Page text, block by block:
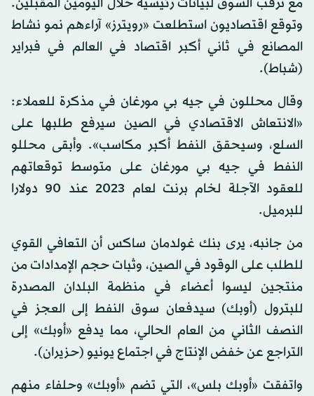
مع ترقب السوق لبيانات رئيسية خلال اليومين المقبلين.
وتوقع اقتصاديون استطلعت «رويترز» آراءهم نمو نشاط
المصانع في ثاني أكبر اقتصاد في العالم في فبراير
(شباط).
وقال محللون في جيه بي مورغان في مذكرة للعملاء:
«الانتعاش الاقتصادي في الصين سيرفع طلبها على
السلع، وسيحقق النفط أكبر مكاسب». وأبقى محللو
النفط في جيه بي مورغان على متوسط توقعاتهم
للعقود الآجلة لخام برنت لعام 2023 عند 90 دولارا
للبرميل.
من جانبه، يرى بنك غولدمان ساكس أن التعافي القوي
للطلب على الوقود في الصين، وثبات حجم الإمدادات من
منتجين ليسوا أعضاء في منظمة البلدان المصدرة
للبترول (أوبك) سيدفعان سوق النفط إلى العجز في
النصف الثاني من العام الحالي، مما يدفع «أوبك» إلى
التراجع عن خفض الإنتاج في اجتماع يونيو (حزيران).
واتفقت «أوبك بلس»، التي تضم «أوبك» وحلفاء منهم